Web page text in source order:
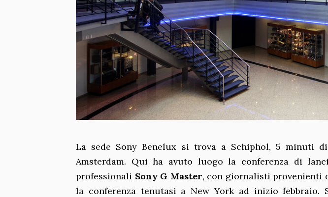
La sede Sony Benelux si trova a Schiphol, 5 minuti
Amsterdam. Qui ha avuto luogo la conferenza di
professionali Sony G Master, con giornalisti provenienti
la conferenza tenutasi a New York ad inizio